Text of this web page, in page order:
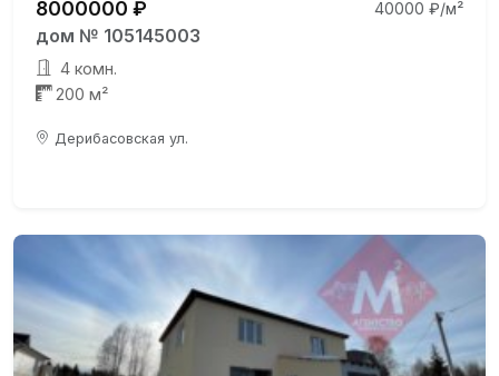
8000000 ₽ 40000 ₽/м²
дом № 105145003
4 комн.
200 м²
Дерибасовская ул.